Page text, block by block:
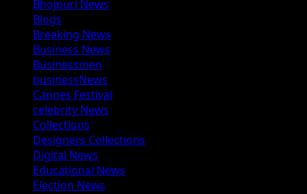
Bhojpuri News
Blogs
Breaking News
Business News
Businessmen
businessNews
Cannes Festival
celebrity News
Collections
Designers Collections
Digital News
Educational News
Election News